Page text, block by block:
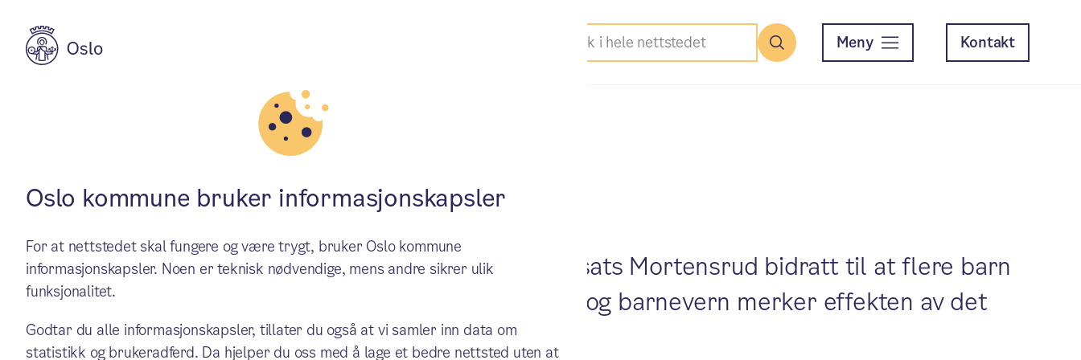
Meny Kontakt
På samme lag
Ved tett samarbeid på tvers av tjenester har Innsats Mortensrud bidratt til at flere barn
og unge får hjelp tidligere. Skoler, fritidsklubber og barnevern merker effekten av det
systematiske arbeidet.
Oslo kommune bruker informasjonskapsler
For at nettstedet skal fungere og være trygt, bruker Oslo kommune
informasjonskapsler. Noen er teknisk nødvendige, mens andre sikrer ulik
funksjonalitet.
Godtar du alle informasjonskapsler, tillater du også at vi samler inn data om
statistikk og brukeradferd. Da hjelper du oss med å lage et bedre nettsted uten at